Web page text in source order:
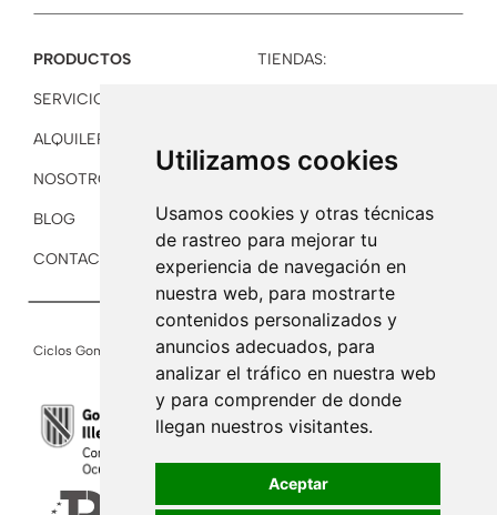
Utilizamos cookies
Usamos cookies y otras técnicas
de rastreo para mejorar tu
experiencia de navegación en
nuestra web, para mostrarte
contenidos personalizados y
anuncios adecuados, para
analizar el tráfico en nuestra web
y para comprender de donde
llegan nuestros visitantes.
Aceptar
PRODUCTOS
SERVICIOS
ALQUILER
NOSOTROS
BLOG
CONTACTO
TIENDAS:
Ciclos Gomila © Cookies Accesibilidad Sitemap